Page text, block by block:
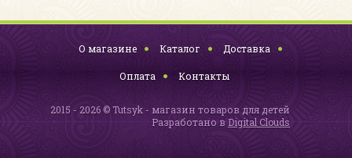
О магазине Каталог Доставка
Оплата Контакты
2015 - 2026 © Tutsyk - магазин товаров для детей
Разработано в Digital Clouds